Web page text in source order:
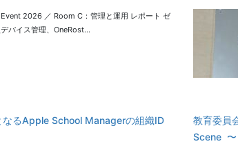
2026 ／ Room C：管理と運用 レポート ゼ
バイス管理、OneRost…
なるApple School Managerの組織ID
教育委員
Scene 〜